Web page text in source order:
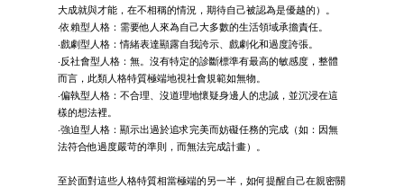
大成就與才能，在不相稱的情況，期待自己被認為是優越的）。
‧依賴型人格：需要他人來為自己大多數的生活領域承擔責任。
‧戲劇型人格：情緒表達顯露自我誇示、戲劇化和過度誇張。
‧反社會型人格：無。沒有特定的診斷標準有最高的敏感度，整體
而言，此類人格特質極端地視社會規範如無物。
‧偏執型人格：不合理、沒道理地懷疑身邊人的忠誠，並沉浸在這
樣的想法裡。
‧強迫型人格：顯示出過於追求完美而妨礙任務的完成（如：因無
法符合他過度嚴苛的準則，而無法完成計畫）。
至於面對這些人格特質相當極端的另一半，如何提醒自己在親密關